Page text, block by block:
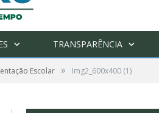
TRANSPARÊNCIA
Escolar » Img2_600x400 (1)